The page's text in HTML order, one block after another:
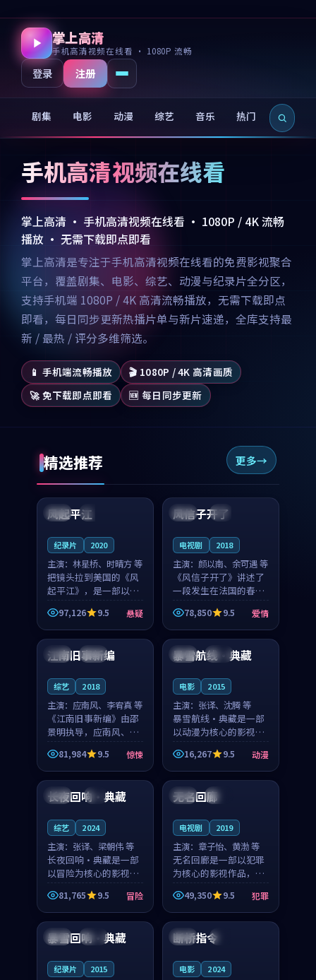
掌上高清
手机高清视频在线看 · 1080P 流畅
登录 注册
剧集 电影 动漫 综艺 音乐 热门 新片
手机高清视频在线看
掌上高清 · 手机高清视频在线看 · 1080P / 4K 流畅
播放 · 无需下载即点即看
掌上高清是专注于手机高清视频在线看的免费影视聚合
平台，覆盖剧集、电影、综艺、动漫与纪录片全分区，
支持手机端 1080P / 4K 高清流畅播放，无需下载即点
即看，每日同步更新热播片单与新片速递，全库支持最
新 / 最热 / 评分多维筛选。
📱 手机端流畅播放
🎬 1080P / 4K 高清画质
🚀 免下载即点即看
🆕 每日同步更新
精选推荐 更多
美国 完结
99:07
风起平江
纪录片 2020
主演： 林星桥、时晴方 等
把镜头拉到美国的《风
起平江》，是一部以时
光记忆为底色的悬疑作
品。林星桥和时晴方贡
献了2020年颇受关注的
合作演出，影片在情感
层次与现实质感之间
97,126 9.5 悬疑
法国 4K
99:21
风信子开了
电视剧 2018
主演： 颜以南、余可遇 等
《风信子开了》讲述了
一段发生在法国的春日
漫步故事。颜以南饰演
的主角与余可遇的角色
因一场意外卷入更深的
纠葛，爱情元素贯穿始
终，节奏稳健而富有张
78,850 9.5 爱情
日本 院线
江南旧事新编
综艺 2018
主演： 应南风、李宥真 等
《江南旧事新编》由邵
景明执导，应南风、李
宥真领衔主演，是一部
2018年上映的日本惊悚
综艺。影片以邻里温情
遇到告别都浸着真实
81,984 9.5 惊悚
英国 热播
暴雪航线·典藏
电影 2015
主演： 张译、沈腾 等
暴雪航线·典藏是一部
以动漫为核心的影视作
品，围绕危机、反转与
人物成长展开，整体节
奏紧凑，值得推荐观
16,267 9.5 动漫
泰国 4K
长夜回响·典藏
综艺 2024
主演： 张译、梁朝伟 等
长夜回响·典藏是一部
以冒险为核心的影视作
品，围绕危机、反转与
人物成长展开，整体节
奏紧凑，值得推荐观
看。
81,765 9.5 冒险
韩国 热播
无名回廊
电视剧 2019
主演： 章子怡、黄渤 等
无名回廊是一部以犯罪
为核心的影视作品，围
绕危机、反转与人物成
长展开，整体节奏紧
凑，值得推荐观看。
49,350 9.5 犯罪
中国 独播
暴雪回响·典藏
纪录片 2015
韩国 4K
断桥指令
电影 2024